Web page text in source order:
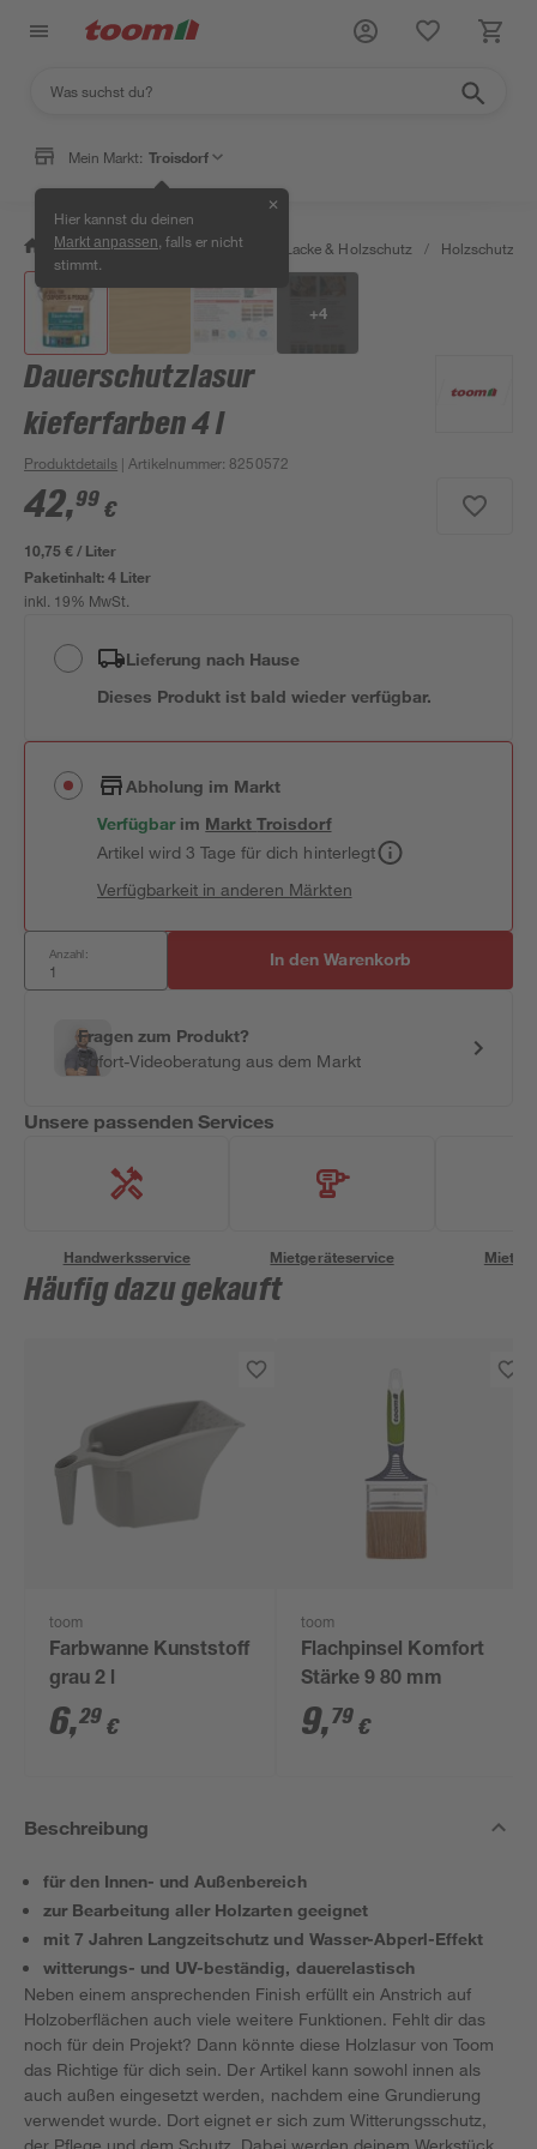
Mein Markt: Troisdorf
Hier kannst du deinen
Markt anpassen , falls er nicht
stimmt.
✕
/ Bauen & Renovieren / Farben, Lacke & Holzschutz / Holzschutz &
+4
Dauerschutzlasur
kieferfarben 4 l
Produktdetails | Artikelnummer: 8250572
42,99 €
10,75 € / Liter
Paketinhalt:4 Liter
inkl. 19% MwSt.
Lieferung nach Hause
Dieses Produkt ist bald wieder verfügbar.
Abholung im Markt
Verfügbar im MarktTroisdorf
Artikel wird 3 Tage für dich hinterlegt
Verfügbarkeit in anderen Märkten
Anzahl: In den Warenkorb
Fragen zum Produkt?
Sofort-Videoberatung aus dem Markt
Unsere passenden Services
Handwerksservice Mietgeräteservice
Häufig dazu gekauft
toom
Farbwanne Kunststoff
grau 2 l
6,29 €
toom
Flachpinsel Komfort
Stärke 9 80 mm
9,79 €
Beschreibung
für den Innen- und Außenbereich
zur Bearbeitung aller Holzarten geeignet
mit 7 Jahren Langzeitschutz und Wasser-Abperl-Effekt
witterungs- und UV-beständig, dauerelastisch
Neben einem ansprechenden Finish erfüllt ein Anstrich auf
Holzoberflächen auch viele weitere Funktionen. Fehlt dir das
noch für dein Projekt? Dann könnte diese Holzlasur von Toom
das Richtige für dich sein. Der Artikel kann sowohl innen als
auch außen eingesetzt werden, nachdem eine Grundierung
verwendet wurde. Dort eignet er sich zum Witterungsschutz,
der Pflege und dem Schutz. Dabei werden deinem Werkstück